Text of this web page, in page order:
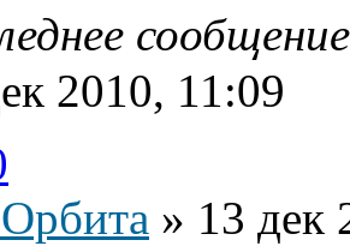
2010, 11:09
» 13 дек